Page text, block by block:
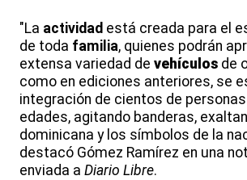
"La actividad está creada para el
de toda familia, quienes podrán
extensa variedad de vehículos de
como en ediciones anteriores, se
integración de cientos de
edades, agitando banderas,
dominicana y los símbolos de la
destacó Gómez Ramírez en una
enviada a Diario Libre.